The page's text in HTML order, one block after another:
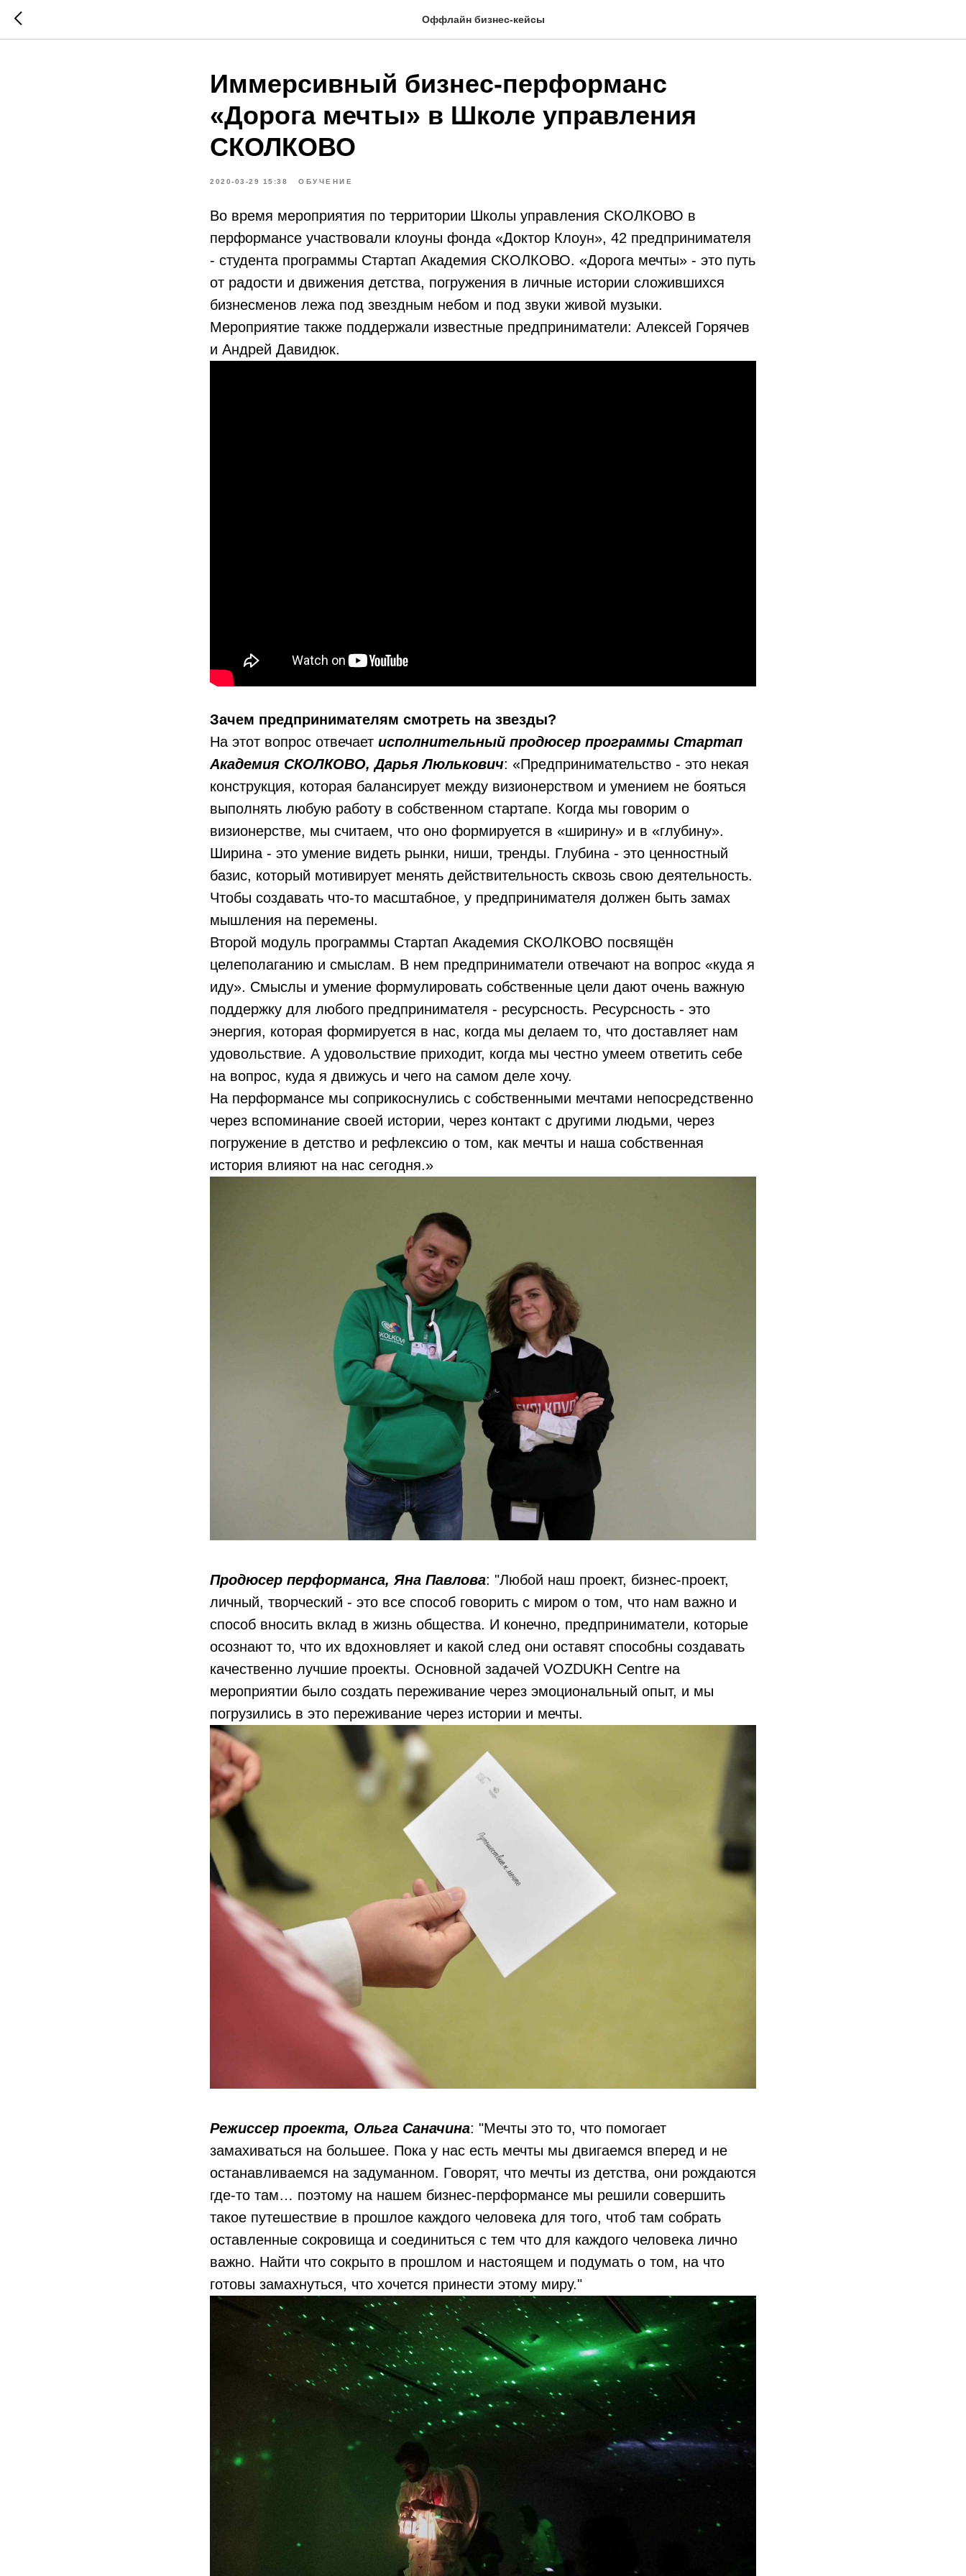
Оффлайн бизнес-кейсы
Иммерсивный бизнес-перформанс
«Дорога мечты» в Школе управления
СКОЛКОВО
2020-03-29 15:38 ОБУЧЕНИЕ
Во время мероприятия по территории Школы управления СКОЛКОВО в
перформансе участвовали клоуны фонда «Доктор Клоун», 42 предпринимателя
- студента программы Стартап Академия СКОЛКОВО. «Дорога мечты» - это путь
от радости и движения детства, погружения в личные истории сложившихся
бизнесменов лежа под звездным небом и под звуки живой музыки.
Мероприятие также поддержали известные предприниматели: Алексей Горячев
и Андрей Давидюк.
Зачем предпринимателям смотреть на звезды?
На этот вопрос отвечает исполнительный продюсер программы Стартап
Академия СКОЛКОВО, Дарья Люлькович: «Предпринимательство - это некая
конструкция, которая балансирует между визионерством и умением не бояться
выполнять любую работу в собственном стартапе. Когда мы говорим о
визионерстве, мы считаем, что оно формируется в «ширину» и в «глубину».
Ширина - это умение видеть рынки, ниши, тренды. Глубина - это ценностный
базис, который мотивирует менять действительность сквозь свою деятельность.
Чтобы создавать что-то масштабное, у предпринимателя должен быть замах
мышления на перемены.
Второй модуль программы Стартап Академия СКОЛКОВО посвящён
целеполаганию и смыслам. В нем предприниматели отвечают на вопрос «куда я
иду». Смыслы и умение формулировать собственные цели дают очень важную
поддержку для любого предпринимателя - ресурсность. Ресурсность - это
энергия, которая формируется в нас, когда мы делаем то, что доставляет нам
удовольствие. А удовольствие приходит, когда мы честно умеем ответить себе
на вопрос, куда я движусь и чего на самом деле хочу.
На перформансе мы соприкоснулись с собственными мечтами непосредственно
через вспоминание своей истории, через контакт с другими людьми, через
погружение в детство и рефлексию о том, как мечты и наша собственная
история влияют на нас сегодня.»
Продюсер перформанса, Яна Павлова: "Любой наш проект, бизнес-проект,
личный, творческий - это все способ говорить с миром о том, что нам важно и
способ вносить вклад в жизнь общества. И конечно, предприниматели, которые
осознают то, что их вдохновляет и какой след они оставят способны создавать
качественно лучшие проекты. Основной задачей VOZDUKH Centre на
мероприятии было создать переживание через эмоциональный опыт, и мы
погрузились в это переживание через истории и мечты.
Режиссер проекта, Ольга Саначина: "Мечты это то, что помогает
замахиваться на большее. Пока у нас есть мечты мы двигаемся вперед и не
останавливаемся на задуманном. Говорят, что мечты из детства, они рождаются
где-то там… поэтому на нашем бизнес-перформансе мы решили совершить
такое путешествие в прошлое каждого человека для того, чтоб там собрать
оставленные сокровища и соединиться с тем что для каждого человека лично
важно. Найти что сокрыто в прошлом и настоящем и подумать о том, на что
готовы замахнуться, что хочется принести этому миру."